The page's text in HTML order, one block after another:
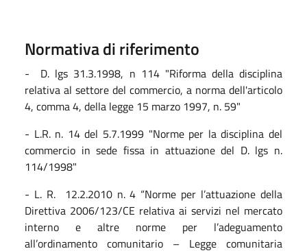
Normativa di riferimento
- D. lgs 31.3.1998, n 114 "Riforma della disciplina
relativa al settore del commercio, a norma dell'articolo
4, comma 4, della legge 15 marzo 1997, n. 59"
- L.R. n. 14 del 5.7.1999 "Norme per la disciplina del
commercio in sede fissa in attuazione del D. lgs n.
114/1998"
- L. R. 12.2.2010 n. 4 “Norme per l’attuazione della
Direttiva 2006/123/CE relativa ai servizi nel mercato
interno e altre norme per l’adeguamento
all’ordinamento comunitario – Legge comunitaria